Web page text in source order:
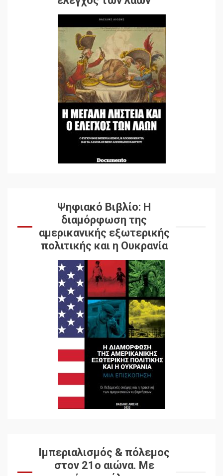
Ψηφιακό Βιβλίο: Η
διαμόρφωση της
αμερικανικής εξωτερικής
πολιτικής και η Ουκρανία
Ιμπεριαλισμός & πόλεμος
στον 21ο αιώνα. Mε